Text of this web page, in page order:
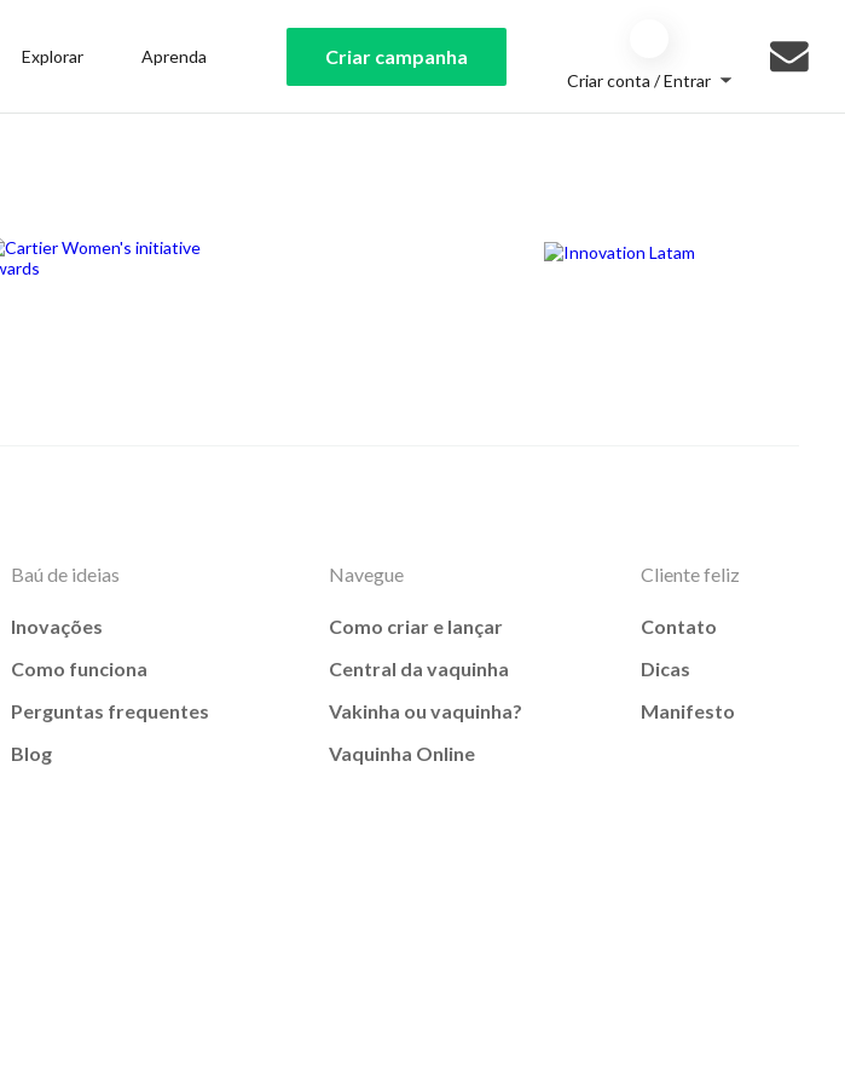
Explorar Aprenda Criar campanha
Criar conta / Entrar
Baú de ideias
Inovações
Como funciona
Perguntas frequentes
Blog
Navegue
Como criar e lançar
Central da vaquinha
Vakinha ou vaquinha?
Vaquinha Online
Cliente feliz
Contato
Dicas
Manifesto